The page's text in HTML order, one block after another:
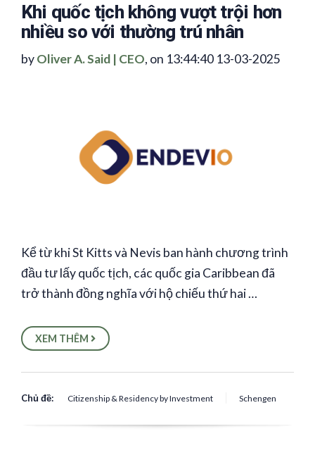
Khi quốc tịch không vượt trội hơn
nhiều so với thường trú nhân
byOliver A. Said | CEO, on 13:44:40 13-03-2025
Kể từ khi St Kitts và Nevis ban hành chương trình
đầu tư lấy quốc tịch, các quốc gia Caribbean đã
trở thành đồng nghĩa với hộ chiếu thứ hai …
XEM THÊM
Chủ đề: Citizenship & Residency by Investment Schengen